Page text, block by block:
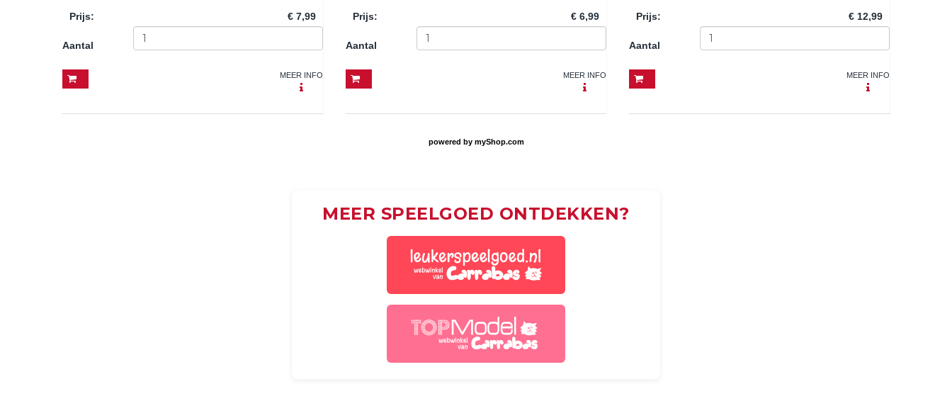
Prijs: € 7,99
Aantal
MEER INFO
Prijs: € 6,99
Aantal
MEER INFO
Prijs: € 12,99
Aantal
MEER INFO
powered by myShop.com
MEER SPEELGOED ONTDEKKEN?